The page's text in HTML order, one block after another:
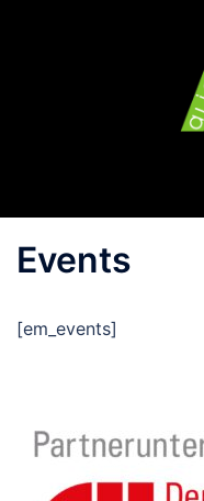
Events
[em_events]